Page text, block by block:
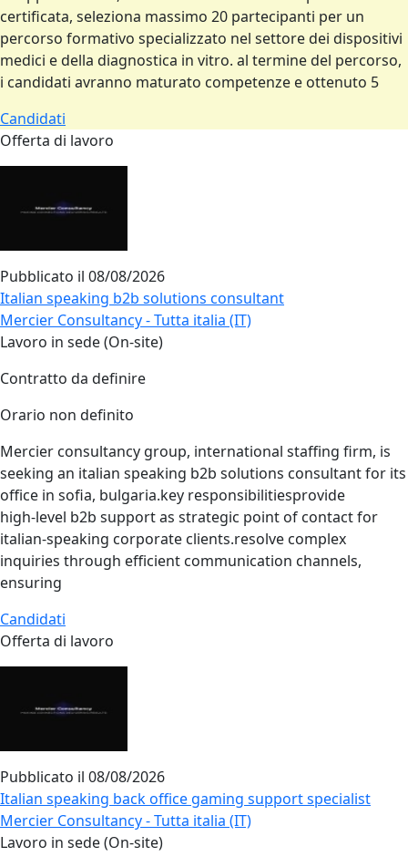
certificata, seleziona massimo 20 partecipanti per un
percorso formativo specializzato nel settore dei dispositivi
medici e della diagnostica in vitro. al termine del percorso,
i candidati avranno maturato competenze e ottenuto 5
Candidati
Offerta di lavoro
Pubblicato il 08/08/2026
Italian speaking b2b solutions consultant
Mercier Consultancy - Tutta italia (IT)
Lavoro in sede (On-site)
Contratto da definire
Orario non definito
Mercier consultancy group, international staffing firm, is
seeking an italian speaking b2b solutions consultant for its
office in sofia, bulgaria.key responsibilitiesprovide
high‑level b2b support as strategic point of contact for
italian‑speaking corporate clients.resolve complex
inquiries through efficient communication channels,
ensuring
Candidati
Offerta di lavoro
Pubblicato il 08/08/2026
Italian speaking back office gaming support specialist
Mercier Consultancy - Tutta italia (IT)
Lavoro in sede (On-site)